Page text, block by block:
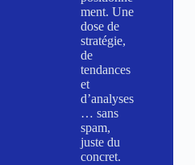
ment. Une
dose de
stratégie,
de
tendances
et
d’analyses
… sans
spam,
juste du
concret.